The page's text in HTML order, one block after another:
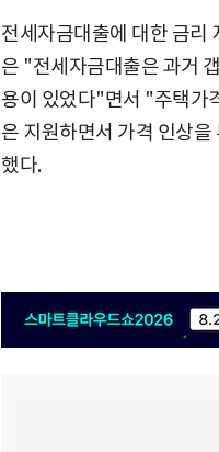
전세자금대출에 대한 금리
은 "전세자금대출은 과거
용이 있었다"면서 "주택가
은 지원하면서 가격 인상
했다.